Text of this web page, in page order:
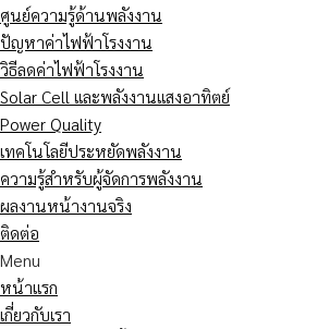
ศูนย์ความรู้ด้านพลังงาน
ปัญหาค่าไฟฟ้าโรงงาน
วิธีลดค่าไฟฟ้าโรงงาน
Solar Cell และพลังงานแสงอาทิตย์
Power Quality
เทคโนโลยีประหยัดพลังงาน
ความรู้สำหรับผู้จัดการพลังงาน
ผลงานหน้างานจริง
ติดต่อ
Menu
หน้าแรก
เกี่ยวกับเรา